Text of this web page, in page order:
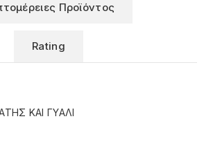
Προϊόντος
Rating
ΚΑΙ ΓΥΑΛΙ